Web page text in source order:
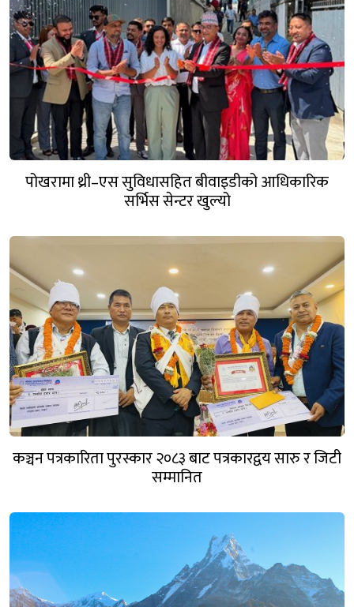
पोखरामा थ्री–एस सुविधासहित बीवाइडीको आधिकारिक
सर्भिस सेन्टर खुल्यो
कञ्चन पत्रकारिता पुरस्कार २०८३ बाट पत्रकारद्वय सारु र जिटी
सम्मानित